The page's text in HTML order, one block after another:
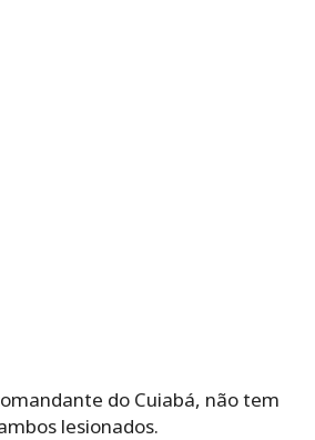
do Cuiabá, não tem
lesionados.